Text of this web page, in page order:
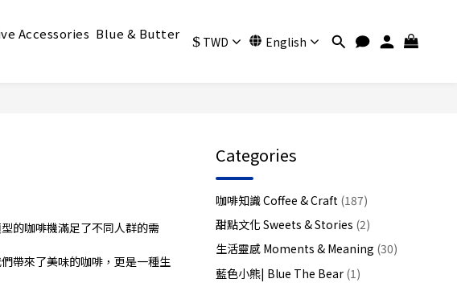
$ TWD English
Accessories Blue & Butter
的咖啡機滿足了不同人群的需
帶來了美味的咖啡，更是一種生
Categories
咖啡知識 Coffee & Craft (187)
甜點文化 Sweets & Stories (2)
生活靈感 Moments & Meaning (30)
藍色小熊| Blue The Bear (1)